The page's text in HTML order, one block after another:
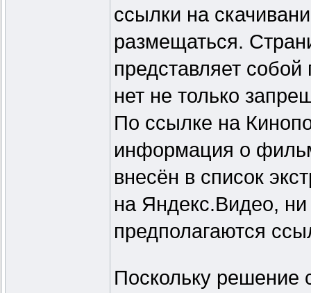
ссылки на
размещаться.
представляет
нет не только
По ссылке на
информация о
внесён в список
на Яндекс.Видео,
предполагаются
Поскольку решение